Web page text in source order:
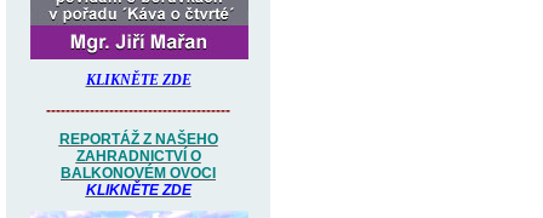
KLIKNĚTE ZDE
--------------------------------------
REPORTÁŽ Z NAŠEHO
ZAHRADNICTVÍ O
BALKONOVÉM OVOCI
KLIKNĚTE ZDE